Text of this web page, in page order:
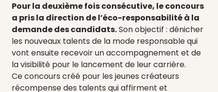
Pour la deuxième fois consécutive, le concours
a pris la direction de l’éco-responsabilité à la
demande des candidats.Son objectif : dénicher
les nouveaux talents de la mode responsable qui
vont ensuite recevoir un accompagnement et de
la visibilité pour le lancement de leur carrière.
Ce concours créé pour les jeunes créateurs
récompense des talents qui affirment et